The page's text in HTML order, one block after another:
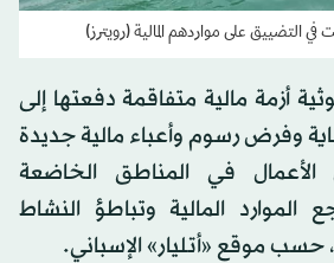
في التضييق على مواردهم المالية (رويترز)
أزمة مالية متفاقمة دفعتها إلى
وفرض رسوم وأعباء مالية جديدة
الأعمال في المناطق الخاضعة
الموارد المالية وتباطؤ النشاط
حسب موقع «أتليار» الإسباني.